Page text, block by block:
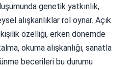
genetik yatkınlık,
alışkanlıklar rol oynar. Açık
özelliği, erken dönemde
okuma alışkanlığı, sanatla
becerileri bu durumu